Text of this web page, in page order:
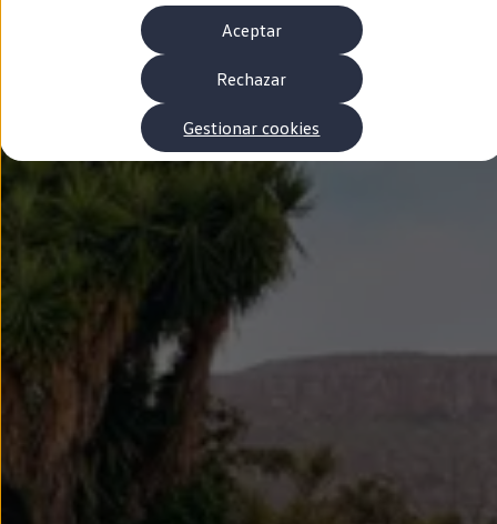
Buscar servicios para tu modelo
Volkswagen Apps, inicio de sesión y tienda
Conectar el móvil con el vehículo
Actualizaciones del software, los mapas y las
Mantenimiento y reparaciones
Revisiones e ITV
Aceite y líquidos del motor
Baterías
Frenos
Aire acondicionado y filtros
Faros y lunas
Carrocería y pintura
Llantas y neumáticos
Recambios Volkswagen
Accesorios y merchandising
Seguridad
Transporte
Entretenimiento
Personalización
Carga
Merchandising
Todo sobre tu Volkswagen
Tu coche conectado
Luces de advertencia
Manuales del coche
Aceptar
Rechazar
Gestionar cookies